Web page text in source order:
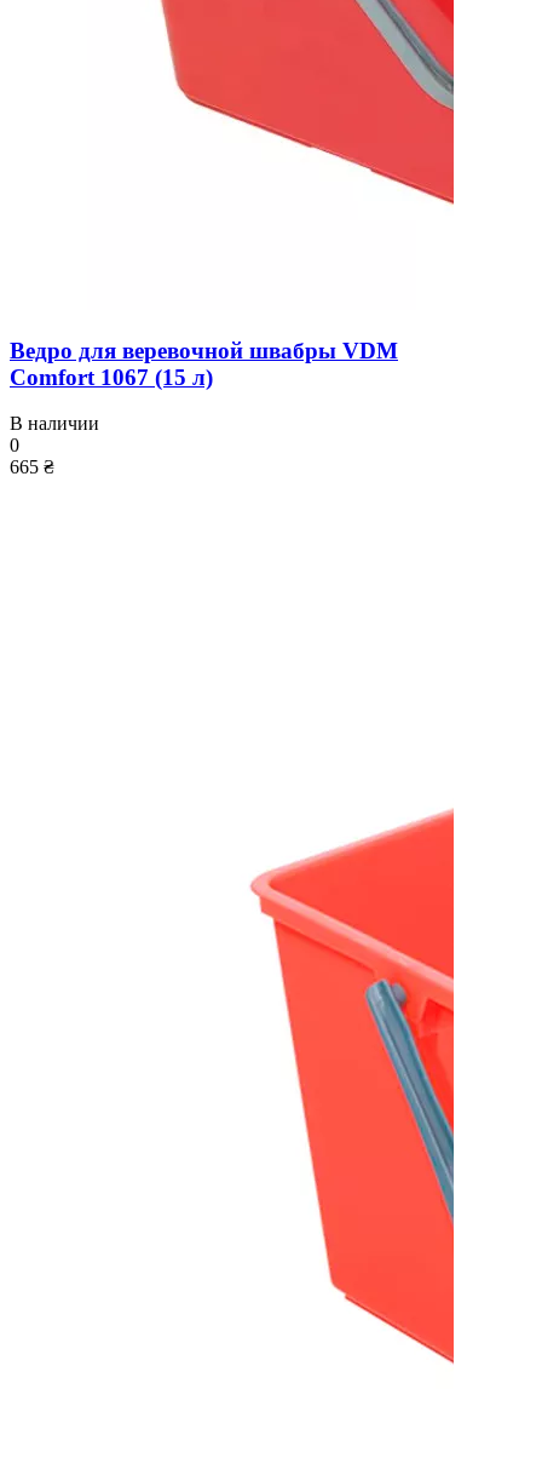
Ведро для веревочной швабры VDM
Comfort 1067 (15 л)
В наличии
0
665 ₴